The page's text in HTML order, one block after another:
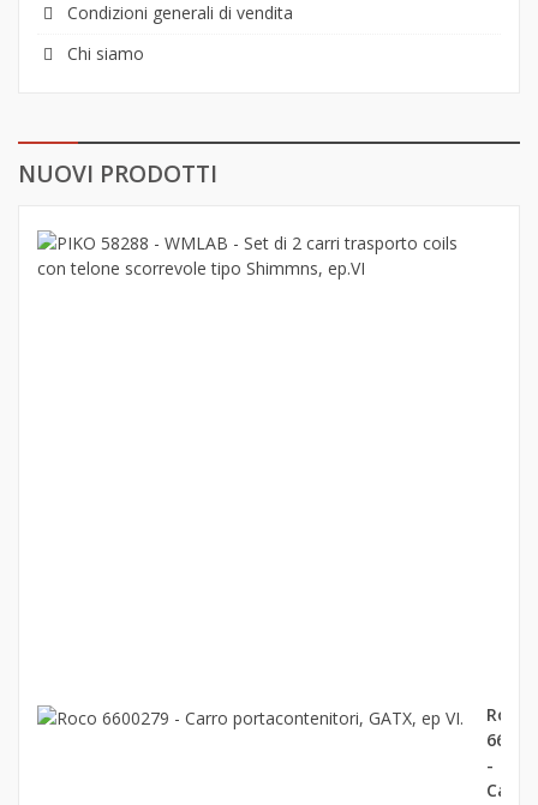
Condizioni generali di vendita
Chi siamo
NUOVI PRODOTTI
Roco
-
Carro